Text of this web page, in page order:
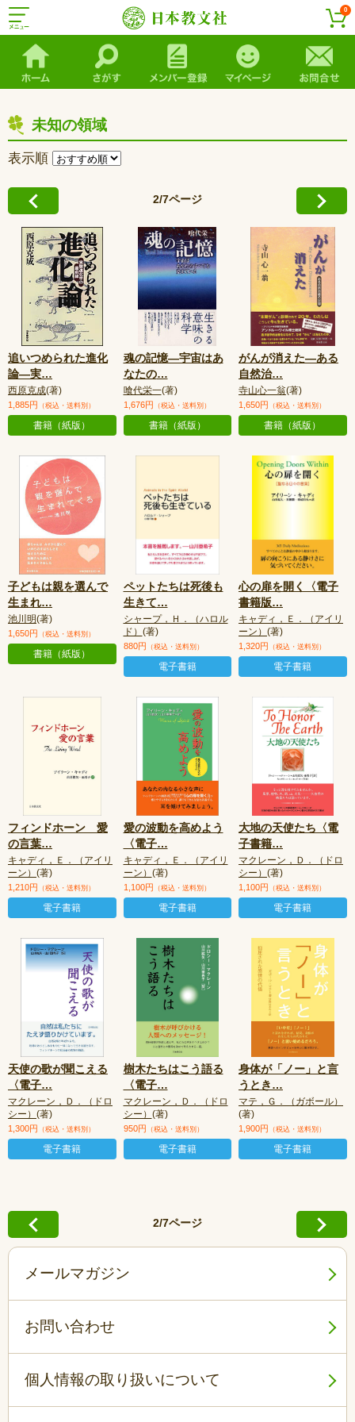
0
未知の領域
表示順
2/7ページ
追いつめられた進化
論—実…
西原克成(著)
1,885円 （税込・送料別）
書籍（紙版）
魂の記憶—宇宙はあ
なたの…
喰代栄一(著)
1,676円 （税込・送料別）
書籍（紙版）
がんが消えた—ある
自然治…
寺山心一翁(著)
1,650円 （税込・送料別）
書籍（紙版）
子どもは親を選んで
生まれ…
池川明(著)
1,650円 （税込・送料別）
書籍（紙版）
ペットたちは死後も
生きて…
シャープ，Ｈ．（ハロル
ド） (著)
880円 （税込・送料別）
電子書籍
心の扉を開く〈電子
書籍版…
キャディ，Ｅ．（アイリ
ーン） (著)
1,320円 （税込・送料別）
電子書籍
フィンドホーン 愛
の言葉…
キャディ，Ｅ．（アイリ
ーン） (著)
1,210円 （税込・送料別）
電子書籍
愛の波動を高めよう
〈電子…
キャディ，Ｅ．（アイリ
ーン） (著)
1,100円 （税込・送料別）
電子書籍
大地の天使たち〈電
子書籍…
マクレーン，Ｄ．（ドロ
シー） (著)
1,100円 （税込・送料別）
電子書籍
天使の歌が聞こえる
〈電子…
マクレーン，Ｄ．（ドロ
シー） (著)
1,300円 （税込・送料別）
電子書籍
樹木たちはこう語る
〈電子…
マクレーン，Ｄ．（ドロ
シー） (著)
950円 （税込・送料別）
電子書籍
身体が「ノー」と言
うとき…
マテ，Ｇ．（ガボール）
(著)
1,900円 （税込・送料別）
電子書籍
2/7ページ
メールマガジン
お問い合わせ
個人情報の取り扱いについて